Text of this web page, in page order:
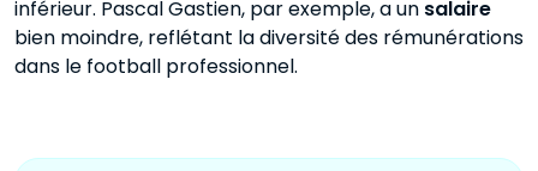
inférieur. Pascal Gastien, par exemple, a un salaire
bien moindre, reflétant la diversité des rémunérations
dans le football professionnel.‍